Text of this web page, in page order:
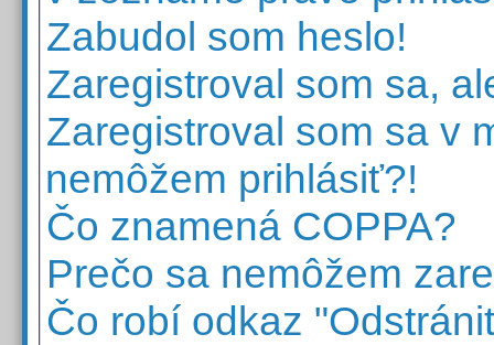
Zabudol som heslo!
Zaregistroval som sa,
Zaregistroval som sa v
nemôžem prihlásiť?!
Čo znamená COPPA?
Prečo sa nemôžem
Čo robí odkaz